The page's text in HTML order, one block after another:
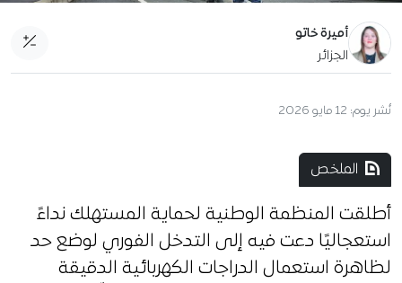
أميرة خاتو
الجزائر
نُشر يوم: 12 مايو 2026
الملخص
أطلقت المنظمة الوطنية لحماية المستهلك نداءً
استعجاليًا دعت فيه إلى التدخل الفوري لوضع حد
لظاهرة استعمال الدراجات الكهربائية الدقيقة